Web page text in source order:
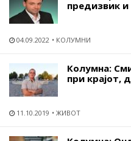
предизвик и
04.09.2022 КОЛУМНИ
Колумна:
при крајот,
11.10.2019 ЖИВОТ